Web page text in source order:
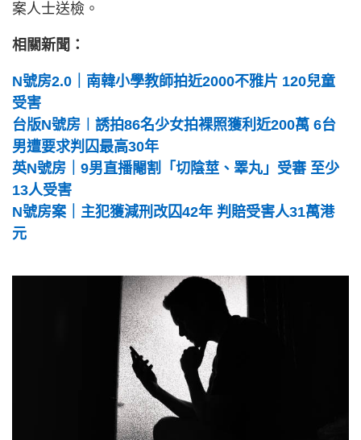
案人士送檢。
相關新聞：
N號房2.0｜南韓小學教師拍近2000不雅片 120兒童
受害
台版N號房︱誘拍86名少女拍裸照獲利近200萬 6台
男遭要求判囚最高30年
英N號房｜9男直播閹割「切陰莖、睪丸」受審 至少
13人受害
N號房案｜主犯獲減刑改囚42年 判賠受害人31萬港
元